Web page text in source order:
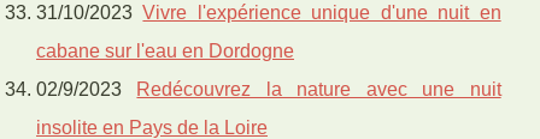
31/10/2023Vivre l'expérience unique d'une nuit en
cabane sur l'eau en Dordogne
02/9/2023 Redécouvrez la nature avec une nuit
insolite en Pays de la Loire